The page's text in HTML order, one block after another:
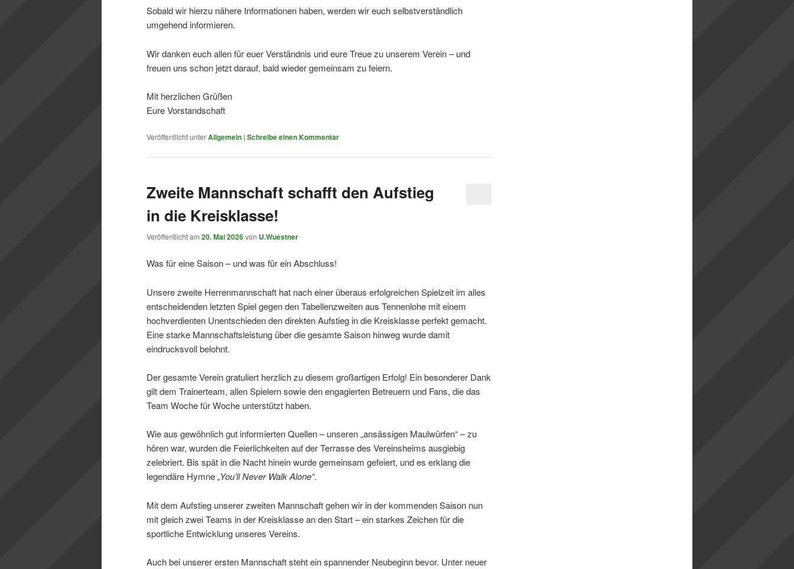
Sobald wir hierzu nähere Informationen haben, werden wir euch selbstverständlich
umgehend informieren.
Wir danken euch allen für euer Verständnis und eure Treue zu unserem Verein – und
freuen uns schon jetzt darauf, bald wieder gemeinsam zu feiern.
Mit herzlichen Grüßen
Eure Vorstandschaft
Veröffentlicht unterAllgemein | Schreibe einen Kommentar
Zweite Mannschaft schafft den Aufstieg
in die Kreisklasse!
Veröffentlicht am 20. Mai 2026von U.Wuestner
Was für eine Saison – und was für ein Abschluss!
Unsere zweite Herrenmannschaft hat nach einer überaus erfolgreichen Spielzeit im alles
entscheidenden letzten Spiel gegen den Tabellenzweiten aus Tennenlohe mit einem
hochverdienten Unentschieden den direkten Aufstieg in die Kreisklasse perfekt gemacht.
Eine starke Mannschaftsleistung über die gesamte Saison hinweg wurde damit
eindrucksvoll belohnt.
Der gesamte Verein gratuliert herzlich zu diesem großartigen Erfolg! Ein besonderer Dank
gilt dem Trainerteam, allen Spielern sowie den engagierten Betreuern und Fans, die das
Team Woche für Woche unterstützt haben.
Wie aus gewöhnlich gut informierten Quellen – unseren „ansässigen Maulwürfen“ – zu
hören war, wurden die Feierlichkeiten auf der Terrasse des Vereinsheims ausgiebig
zelebriert. Bis spät in die Nacht hinein wurde gemeinsam gefeiert, und es erklang die
legendäre Hymne„You’ll Never Walk Alone“.
Mit dem Aufstieg unserer zweiten Mannschaft gehen wir in der kommenden Saison nun
mit gleich zwei Teams in der Kreisklasse an den Start – ein starkes Zeichen für die
sportliche Entwicklung unseres Vereins.
Auch bei unserer ersten Mannschaft steht ein spannender Neubeginn bevor. Unter neuer